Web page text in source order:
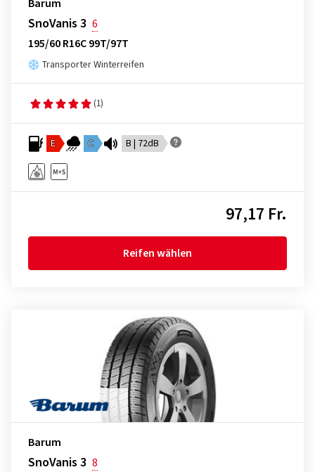
Barum
SnoVanis 3 6
195/60 R16C 99T/97T
Transporter Winterreifen
(1)
E C B | 72dB
97,17 Fr.
Reifen wählen
Barum
SnoVanis 3 8